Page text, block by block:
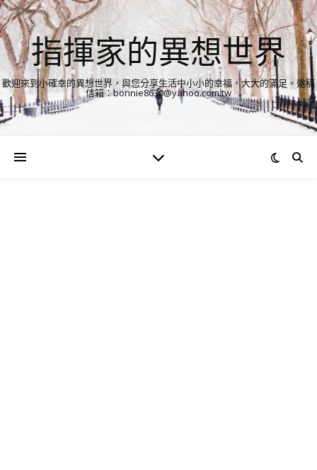
指揮家的異想世界
歡迎來到小確幸的異想世界，與您分享生活中小小的幸福，大大的滿足。邀稿
信箱：bonnie8630@yahoo.com.tw